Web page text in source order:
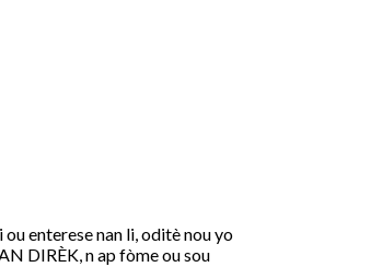
enterese nan li, oditè nou yo
DIRÈK, n ap fòme ou sou